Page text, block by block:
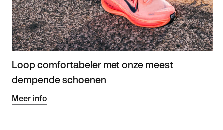
Loop comfortabeler met onze meest
dempende schoenen
Meer info